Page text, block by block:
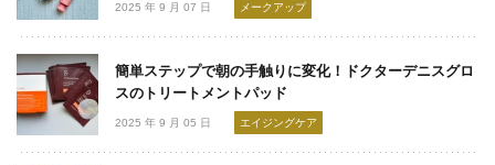
2025 年 9 月 07 日 メークアップ
簡単ステップで朝の手触りに変化！ドクターデニスグロ
スのトリートメントパッド
2025 年 9 月 05 日 エイジングケア